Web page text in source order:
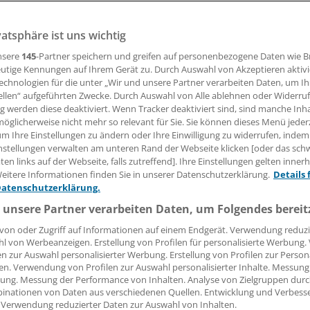
(ikr). Schadet die Magenband-Op gegen Adipositas den
gibt eine Studie um Dr. Shonni J. Silverberg von der
York.
23 Patienten ein Jahr nach der Adipositas-Op nicht nur
Knochenmineraldichte an der Hüfte deutlich reduziert.
dies mit einer gestörten Kalzium- und Vitamin-D-
Chirurgie Innere Medizin Allgemeinmedizin
ist uns wichtig
145-Partner speichern und greifen auf personenbezogene Daten wie
Kennungen auf Ihrem Gerät zu. Durch Auswahl von Akzeptieren
für die unter „Wir und unsere Partner verarbeiten Daten, um
aufgeführten Zwecke. Durch Auswahl von Alle ablehnen oder
werden diese deaktiviert. Wenn Tracker deaktiviert sind, sind manche
nicht mehr so relevant für Sie. Sie können dieses Menü
Ihre Einstellungen zu ändern oder Ihre Einwilligung zu widerrufen, indem
verwalten am unteren Rand der Webseite klicken [oder das
links auf der Webseite, falls zutreffend]. Ihre Einstellungen gelten
Informationen finden Sie in unserer Datenschutzerklärung. Details
Partner verarbeiten Daten, um Folgendes
oder Zugriff auf Informationen auf einem Endgerät. Verwendung
von Werbeanzeigen. Erstellung von Profilen für personalisierte
zur Auswahl personalisierter Werbung. Erstellung von Profilen zur
Verwendung von Profilen zur Auswahl personalisierter Inhalte.
Messung der Performance von Inhalten. Analyse von Zielgruppen
von Daten aus verschiedenen Quellen. Entwicklung und
reduzierter Daten zur Auswahl von Inhalten.